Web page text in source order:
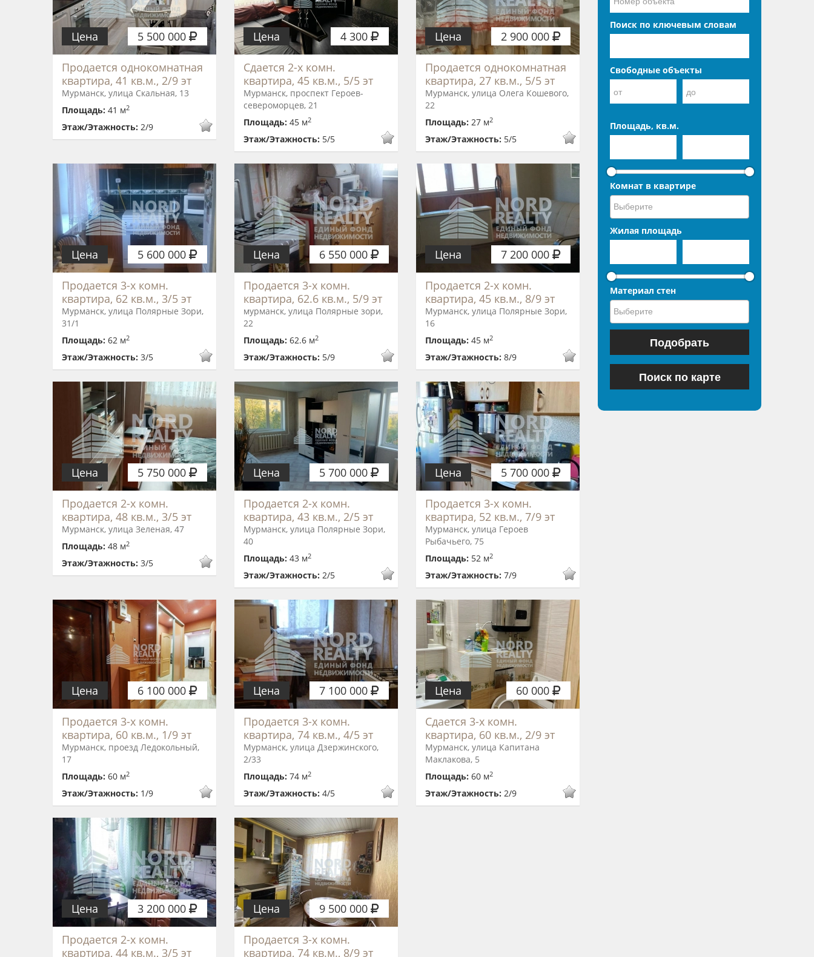
5 500 000
Цена
Продается однокомнатная
квартира, 41 кв.м., 2/9 эт
Мурманск, улица Скальная, 13
Площадь: 41 м2
Этаж/Этажность: 2/9
4 300
Цена
Сдается 2-х комн.
квартира, 45 кв.м., 5/5 эт
Мурманск, проспект Героев-
североморцев, 21
Площадь: 45 м2
Этаж/Этажность: 5/5
2 900 000
Цена
Продается однокомнатная
квартира, 27 кв.м., 5/5 эт
Мурманск, улица Олега Кошевого,
22
Площадь: 27 м2
Этаж/Этажность: 5/5
5 600 000
Цена
Продается 3-х комн.
квартира, 62 кв.м., 3/5 эт
Мурманск, улица Полярные Зори,
31/1
Площадь: 62 м2
Этаж/Этажность: 3/5
6 550 000
Цена
Продается 3-х комн.
квартира, 62.6 кв.м., 5/9 эт
мурманск, улица Полярные зори,
22
Площадь: 62.6 м2
Этаж/Этажность: 5/9
7 200 000
Цена
Продается 2-х комн.
квартира, 45 кв.м., 8/9 эт
Мурманск, улица Полярные Зори,
16
Площадь: 45 м2
Этаж/Этажность: 8/9
5 750 000
Цена
Продается 2-х комн.
квартира, 48 кв.м., 3/5 эт
Мурманск, улица Зеленая, 47
Площадь: 48 м2
Этаж/Этажность: 3/5
5 700 000
Цена
Продается 2-х комн.
квартира, 43 кв.м., 2/5 эт
Мурманск, улица Полярные Зори,
40
Площадь: 43 м2
Этаж/Этажность: 2/5
5 700 000
Цена
Продается 3-х комн.
квартира, 52 кв.м., 7/9 эт
Мурманск, улица Героев
Рыбачьего, 75
Площадь: 52 м2
Этаж/Этажность: 7/9
6 100 000
Цена
Продается 3-х комн.
квартира, 60 кв.м., 1/9 эт
Мурманск, проезд Ледокольный,
17
Площадь: 60 м2
Этаж/Этажность: 1/9
7 100 000
Цена
Продается 3-х комн.
квартира, 74 кв.м., 4/5 эт
Мурманск, улица Дзержинского,
2/33
Площадь: 74 м2
Этаж/Этажность: 4/5
60 000
Цена
Сдается 3-х комн.
квартира, 60 кв.м., 2/9 эт
Мурманск, улица Капитана
Маклакова, 5
Площадь: 60 м2
Этаж/Этажность: 2/9
3 200 000
Цена
Продается 2-х комн.
квартира, 44 кв.м., 3/5 эт
9 500 000
Цена
Продается 3-х комн.
квартира, 74 кв.м., 8/9 эт
Поиск по ключевым словам
Свободные объекты
Площадь, кв.м.
Комнат в квартире
Жилая площадь
Материал стен